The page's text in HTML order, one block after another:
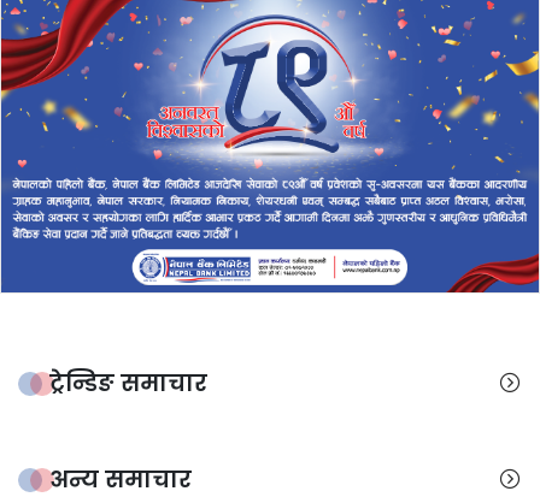
ट्रेन्डिङ समाचार
अन्य समाचार